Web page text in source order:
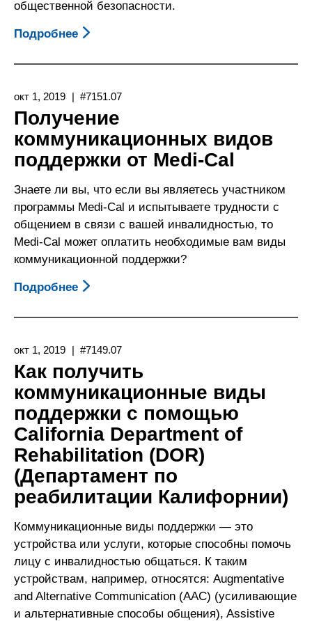
общественной безопасности.
Подробнее О
Электроснабжения
окт 1, 2019 #7151.07
Получение
коммуникационных видов
поддержки от Medi-Cal
Знаете ли вы, что если вы являетесь участником
программы Medi-Cal и испытываете трудности с
общением в связи с вашей инвалидностью, то
Medi-Cal может оплатить необходимые вам виды
коммуникационной поддержки?
Подробнее О
Коммуникационных
Поддержки
От
Medi-
Cal
окт 1, 2019 #7149.07
Как получить
коммуникационные виды
поддержки с помощью
California Department of
Rehabilitation (DOR)
(Департамент по
реабилитации Калифорнии)
Коммуникационные виды поддержки — это
устройства или услуги, которые способны помочь
лицу с инвалидностью общаться. К таким
устройствам, например, относятся: Augmentative
and Alternative Communication (AAC) (усиливающие
и альтернативные способы общения), Assistive